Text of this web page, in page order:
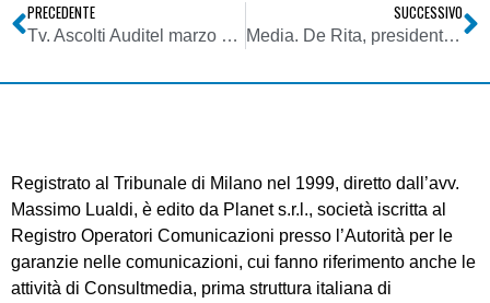
PRECEDENTE
Tv. Ascolti Auditel marzo 2021: dopo un febbraio disastroso la Rai ringrazia Sanremo. +8% su Mediaset nel prime time
SUCCESSIVO
Media. De Rita, presidente Censis: la strategia di comunicazione del governo durante la prima fase Covid ha creato angoscia e ha schiacciato il ruolo del giornalismo
Registrato al Tribunale di Milano nel 1999, diretto dall’avv.
Massimo Lualdi, è edito da Planet s.r.l., società iscritta al
Registro Operatori Comunicazioni presso l’Autorità per le
garanzie nelle comunicazioni, cui fanno riferimento anche le
attività di Consultmedia, prima struttura italiana di